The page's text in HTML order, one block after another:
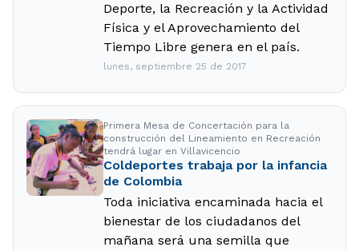
Deporte, la Recreación y la Actividad
Física y el Aprovechamiento del
Tiempo Libre genera en el país.
lunes, septiembre 25 de 2017
Primera Mesa de Concertación para la
construcción del Lineamiento en Recreación
tendrá lugar en Villavicencio
Coldeportes trabaja por la infancia
de Colombia
Toda iniciativa encaminada hacia el
bienestar de los ciudadanos del
mañana será una semilla que